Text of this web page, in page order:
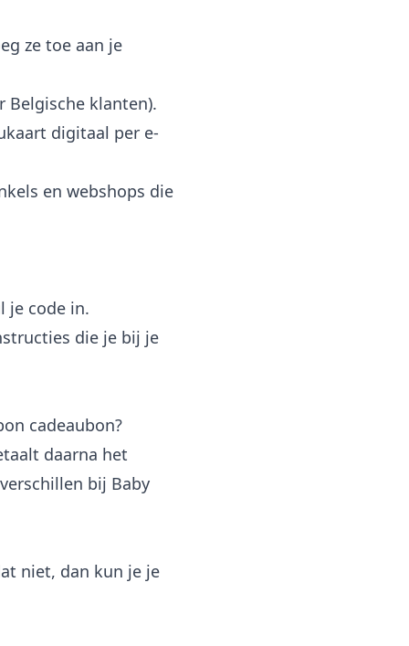
ze toe aan je
Belgische klanten).
digitaal per e-
en webshops die
je code in.
die je bij je
cadeaubon?
daarna het
bij Baby
niet, dan kun je je